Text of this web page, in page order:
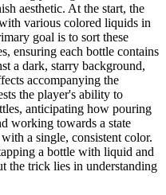
aesthetic. At the start, the
various colored liquids in
goal is to sort these
ensuring each bottle contains
a dark, starry background,
accompanying the
the player's ability to
anticipating how pouring
working towards a state
a single, consistent color.
a bottle with liquid and
the trick lies in understanding